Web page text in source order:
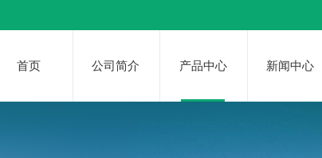
首页 公司简介 产品中心 新闻中心